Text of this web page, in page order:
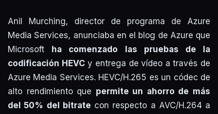
Anil Murching, director de programa de Azure
Media Services, anunciaba en el blog de Azure que
Microsoft
ha comenzado las pruebas de la
codificación HEVC y entrega de vídeo a través de
Azure Media Services. HEVC/H.265 es un códec de
alto rendimiento que permite un ahorro de más
del 50% del bitrate con respecto a AVC/H.264 a